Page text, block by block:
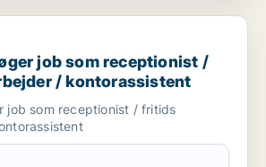
job som receptionist / fritids medarbejder
job som receptionist /
/ kontorassistent
job som receptionist / fritids